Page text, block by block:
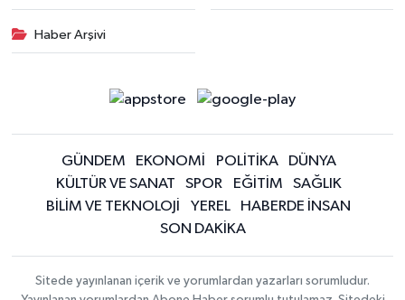
Haber Arşivi
GÜNDEM EKONOMİ POLİTİKA
DÜNYA
KÜLTÜR VE SANAT
SPOR EĞİTİM
SAĞLIK
BİLİM VE TEKNOLOJİ
YEREL
HABERDE İNSAN
SON DAKİKA
Sitede yayınlanan içerik ve yorumlardan yazarları sorumludur.